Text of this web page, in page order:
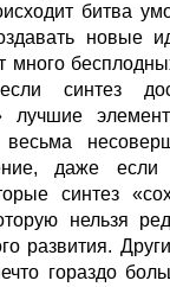
битва
новые
много
синтез
лучшие
весьма
даже
синтез
нельзя
развития.
гораздо